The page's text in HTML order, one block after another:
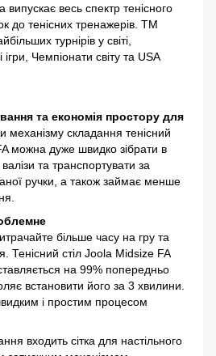
випускає весь спектр тенісного
до тенісних тренажерів. ТМ
турнірів у світі,
Чемпіонати світу та USA
та економія простору для
механізму складання тенісний
можна дуже швидко зібрати в
та транспортувати за
ручки, а також займає менше
більше часу на гру та
Тенісний стіл Joola Midsize FA
на 99% попередньо
встановити його за 3 хвилини.
і простим процесом
входить сітка для настільного